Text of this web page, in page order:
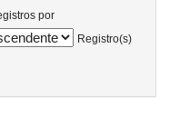
por
Registro(s)